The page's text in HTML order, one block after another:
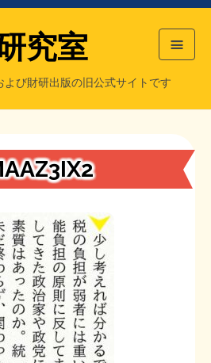
／旧・財源研究室
誌／旧・サブカル分室
／MIHANAマンガ／旧・財研出版
究室
よび財研出版の旧公式サイトです